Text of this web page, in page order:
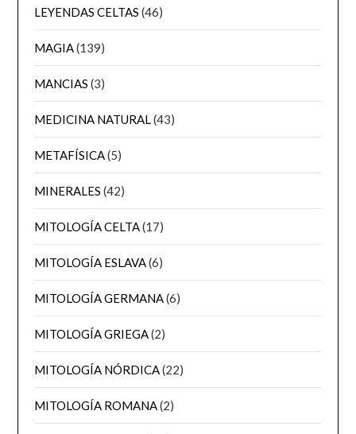
LEYENDAS CELTAS (46)
MAGIA(139)
MANCIAS (3)
MEDICINA NATURAL(43)
METAFÍSICA(5)
MINERALES (42)
MITOLOGÍA CELTA(17)
MITOLOGÍA ESLAVA(6)
MITOLOGÍA GERMANA(6)
MITOLOGÍA GRIEGA(2)
MITOLOGÍA NÓRDICA(22)
MITOLOGÍA ROMANA(2)